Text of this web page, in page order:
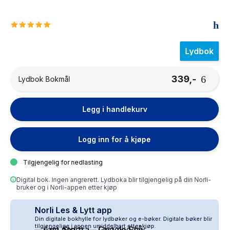
5.0
Lydbok
Lydbok Bokmål 339,-
Legg i handlekurv
Logg inn for å kjøpe
Tilgjengelig for nedlasting
Digital bok. Ingen angrerett. Lydboka blir tilgjengelig på din Norli-
bruker og i Norli-appen etter kjøp
Norli Les & Lytt app
Din digitale bokhylle for lydbøker og e-bøker. Digitale bøker blir
tilgjengelige i appen umiddelbart etter kjøp.